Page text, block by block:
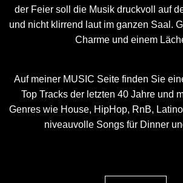
der Feier soll die Musik druckvoll auf
und nicht klirrend laut im ganzen Saal.
Charme und einem
Auf meiner MUSIC Seite finden Sie
Top Tracks der letzten 40 Jahre und
Genres wie House, HipHop, RnB,
niveauvolle Songs für Dinner